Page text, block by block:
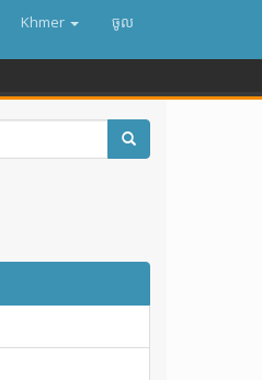
Khmer ចូល